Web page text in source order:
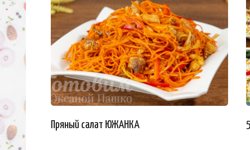
Пряный салат ЮЖАНКА